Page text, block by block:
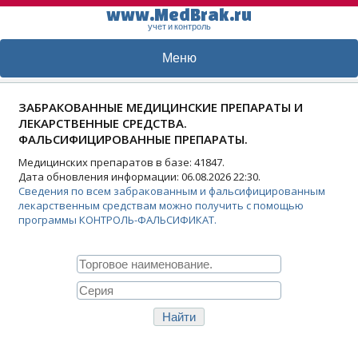
www.MedBrak.ru
учет и контроль
Меню
ЗАБРАКОВАННЫЕ МЕДИЦИНСКИЕ ПРЕПАРАТЫ И
ЛЕКАРСТВЕННЫЕ СРЕДСТВА.
ФАЛЬСИФИЦИРОВАННЫЕ ПРЕПАРАТЫ.
Медицинских препаратов в базе: 41847.
Дата обновления информации: 06.08.2026 22:30.
Сведения по всем забракованным и фальсифицированным
лекарственным средствам можно получить с помощью
программы КОНТРОЛЬ-ФАЛЬСИФИКАТ.